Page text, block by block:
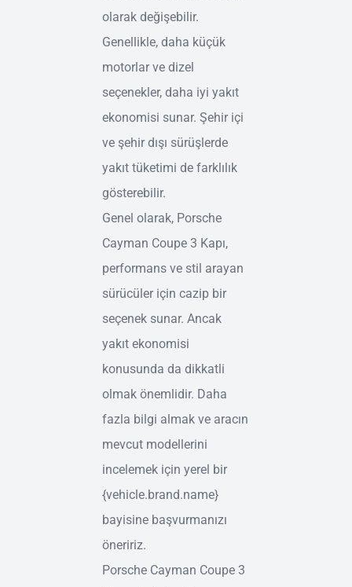
olarak değişebilir.
Genellikle, daha küçük
motorlar ve dizel
seçenekler, daha iyi yakıt
ekonomisi sunar. Şehir içi
ve şehir dışı sürüşlerde
yakıt tüketimi de farklılık
gösterebilir.
Genel olarak, Porsche
Cayman Coupe 3 Kapı,
performans ve stil arayan
sürücüler için cazip bir
seçenek sunar. Ancak
yakıt ekonomisi
konusunda da dikkatli
olmak önemlidir. Daha
fazla bilgi almak ve aracın
mevcut modellerini
incelemek için yerel bir
{vehicle.brand.name}
bayisine başvurmanızı
öneririz.
Porsche Cayman Coupe 3